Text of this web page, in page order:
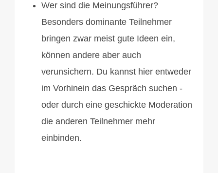
Wer sind die Meinungsführer?
Besonders dominante Teilnehmer
bringen zwar meist gute Ideen ein,
können andere aber auch
verunsichern. Du kannst hier entweder
im Vorhinein das Gespräch suchen -
oder durch eine geschickte Moderation
die anderen Teilnehmer mehr
einbinden.